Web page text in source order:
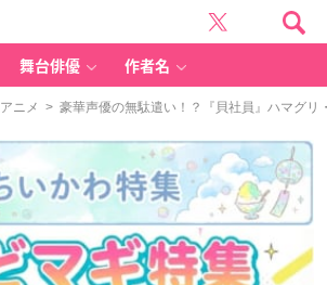
舞台俳優 作者名
アニメ > 豪華声優の無駄遣い！？『貝社員』ハマグリ